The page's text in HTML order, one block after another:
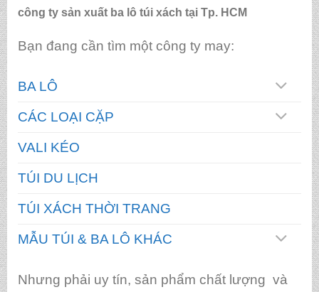
công ty sản xuất ba lô túi xách tại Tp. HCM
Bạn đang cần tìm một công ty may:
BA LÔ
CÁC LOẠI CẶP
VALI KÉO
TÚI DU LỊCH
TÚI XÁCH THỜI TRANG
MẪU TÚI & BA LÔ KHÁC
Nhưng phải uy tín, sản phẩm chất lượng và